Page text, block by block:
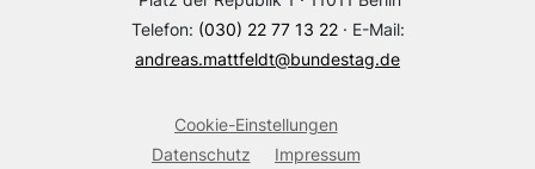
Telefon: (030) 22 77 13 22· E-Mail:
andreas.mattfeldt@bundestag.de
Cookie-Einstellungen
Datenschutz
Impressum